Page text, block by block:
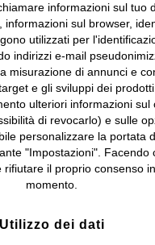
Tutti i diritti riservati.
unico, sede legale: via Adua
- P.I. 01939830020,
R.E.A. BI - 171345, N.
Reg. AEE:
i.v, Società soggetta
Beteiligungs -
mbH.
informazioni sul tuo
informazioni sul browser,
utilizzati per
indirizzi e-mail
misurazione di annunci e
e gli sviluppi dei prodotti.
ulteriori informazioni sul
di revocarlo) e sulle
personalizzare la portata
"Impostazioni". Facendo
rifiutare il proprio consenso
momento.
Utilizzo dei dati